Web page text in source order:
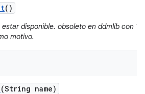
()
disponible. obsoleto en ddmlib con
motivo.
(String name)